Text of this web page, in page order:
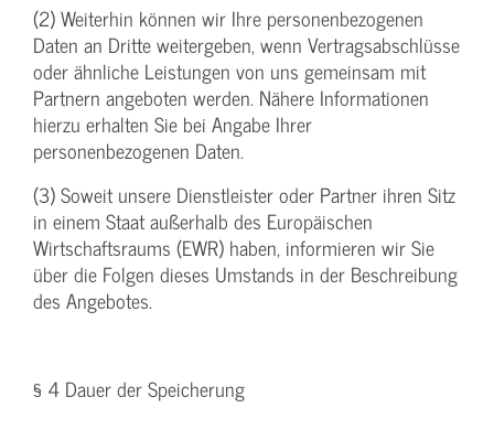
(2) Weiterhin können wir Ihre personenbezogenen
Daten an Dritte weitergeben, wenn Vertragsabschlüsse
oder ähnliche Leistungen von uns gemeinsam mit
Partnern angeboten werden. Nähere Informationen
hierzu erhalten Sie bei Angabe Ihrer
personenbezogenen Daten.
(3) Soweit unsere Dienstleister oder Partner ihren Sitz
in einem Staat außerhalb des Europäischen
Wirtschaftsraums (EWR) haben, informieren wir Sie
über die Folgen dieses Umstands in der Beschreibung
des Angebotes.
§ 4 Dauer der Speicherung